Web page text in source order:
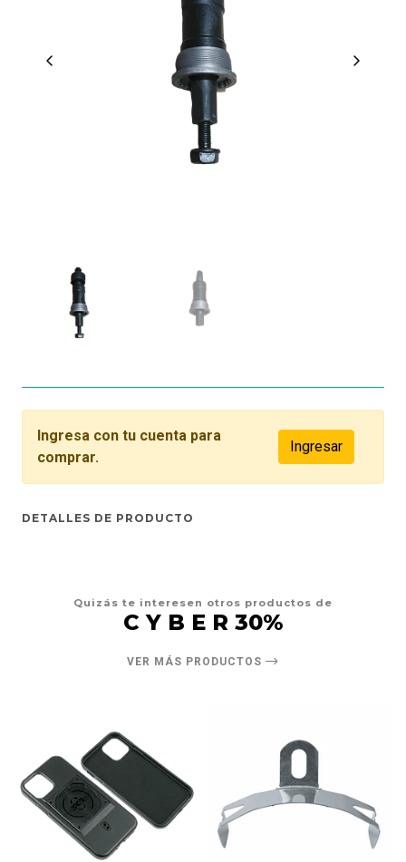
Ingresa con tu cuenta para
comprar.
Ingresar
DETALLES DE PRODUCTO
Quizás te interesen otros productos de
C Y B E R 30%
VER MÁS PRODUCTOS